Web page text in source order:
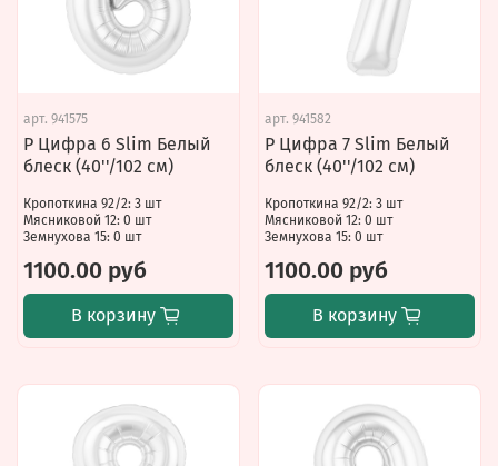
арт. 941575
Р Цифра 6 Slim Белый
блеск (40''/102 см)
Кропоткина 92/2: 3 шт
Мясниковой 12: 0 шт
Земнухова 15: 0 шт
1100.00 руб
В корзину
арт. 941582
Р Цифра 7 Slim Белый
блеск (40''/102 см)
Кропоткина 92/2: 3 шт
Мясниковой 12: 0 шт
Земнухова 15: 0 шт
1100.00 руб
В корзину